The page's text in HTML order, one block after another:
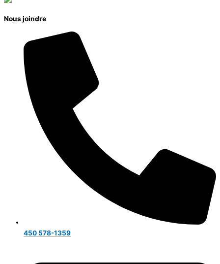
Nous joindre
450 578-1359